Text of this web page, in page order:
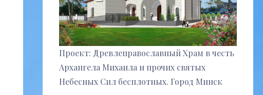
Проект: Древлеправославный Храм в честь
Архангела Михаила и прочих святых
Небесных Сил бесплотных. Город Минск